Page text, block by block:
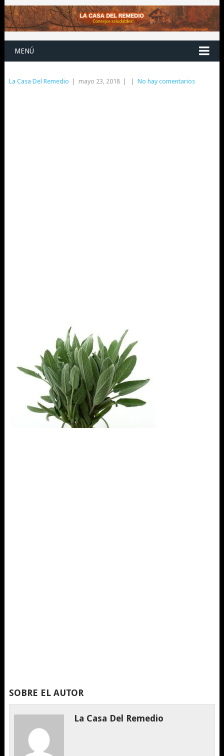
MENÚ
La Casa Del Remedio mayo 23, 2018 No hay comentarios
SOBRE EL AUTOR
La Casa Del Remedio